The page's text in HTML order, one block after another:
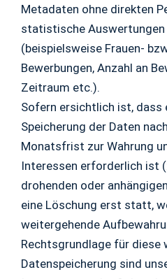
Metadaten ohne direkten
statistische Auswertungen
(beispielsweise Frauen-
Bewerbungen, Anzahl an
Zeitraum etc.).
Sofern ersichtlich ist, dass
Speicherung der Daten
Monatsfrist zur Wahrung
Interessen erforderlich ist
drohenden oder
eine Löschung erst statt,
weitergehende
Rechtsgrundlage für diese
Datenspeicherung sind